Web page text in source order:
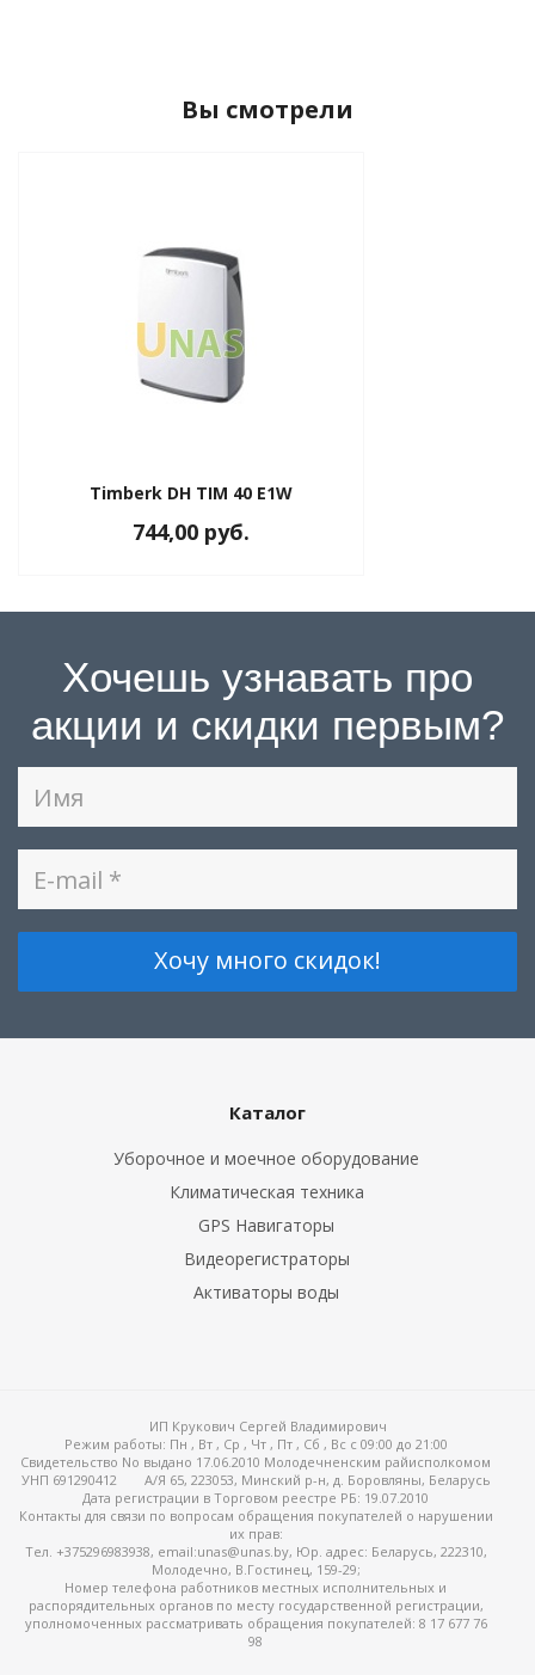
Вы смотрели
Timberk DH TIM 40 E1W
744,00 руб.
Хочешь узнавать про
акции и скидки первым?
Каталог
Уборочное и моечное оборудование
Климатическая техника
GPS Навигаторы
Видеорегистраторы
Активаторы воды
ИП Крукович Сергей Владимирович
Режим работы: Пн , Вт , Ср , Чт , Пт , Сб , Вс c 09:00 до 21:00
Свидетельство No выдано 17.06.2010 Молодечненским райисполкомом
УНП 691290412
А/Я 65, 223053, Минский р-н, д. Боровляны, Беларусь
Дата регистрации в Торговом реестре РБ: 19.07.2010
Контакты для связи по вопросам обращения покупателей о нарушении
их прав:
Тел. +375296983938, email:unas@unas.by, Юр. адрес: Беларусь, 222310,
Молодечно, В.Гостинец, 159-29;
Номер телефона работников местных исполнительных и
распорядительных органов по месту государственной регистрации,
уполномоченных рассматривать обращения покупателей: 8 17 677 76
98